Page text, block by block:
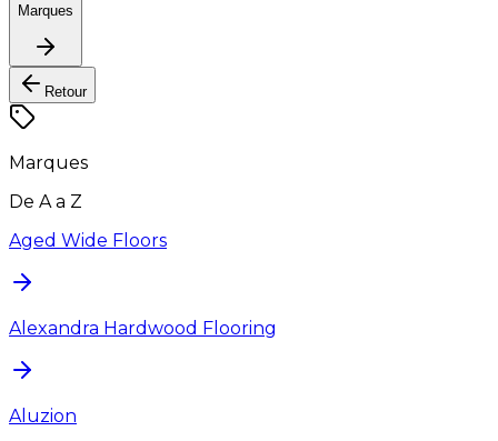
Marques
Retour
Marques
De A a Z
Aged Wide Floors
Alexandra Hardwood Flooring
Aluzion